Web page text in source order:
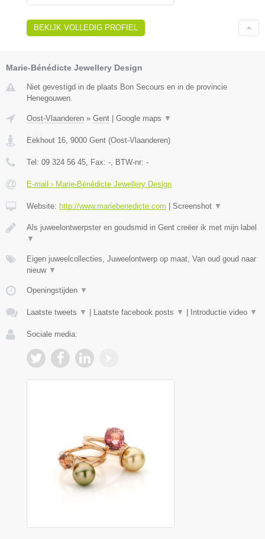
BEKIJK VOLLEDIG PROFIEL
Marie-Bénédicte Jewellery Design
Niet gevestigd in de plaats Bon Secours en in de provincie
Henegouwen.
Oost-Vlaanderen » Gent Google maps ▼
Eekhout 16, 9000 Gent (Oost-Vlaanderen)
Tel: 09 324 56 45, Fax: -, BTW-nr: -
E-mail › Marie-Bénédicte Jewellery Design
Website: http://www.mariebenedicte.com Screenshot ▼
Als juweelontwerpster en goudsmid in Gent creëer ik met mijn label
▼
Eigen juweelcollecties, Juweelontwerp op maat, Van oud goud naar
nieuw ▼
Openingstijden ▼
Laatste tweets ▼ Laatste facebook posts ▼ Introductie video ▼
Sociale media: